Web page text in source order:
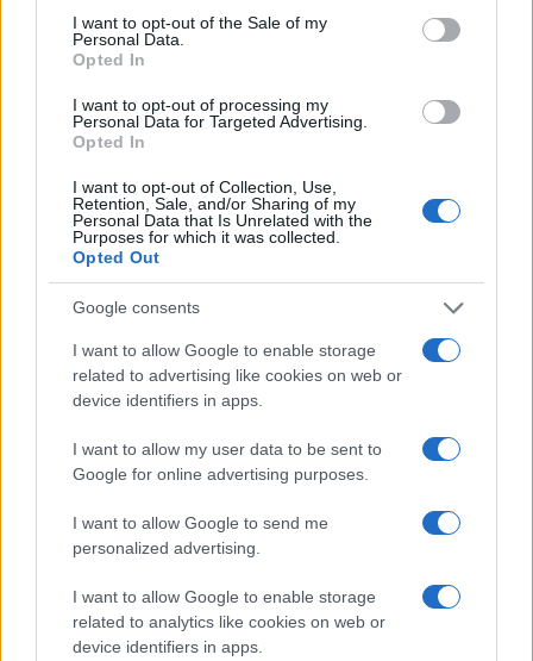
consent section.
I want to opt-out of the Sale of my
Personal Data.
Opted In
I want to opt-out of processing my
Personal Data for Targeted Advertising.
Opted In
I want to opt-out of Collection, Use,
Retention, Sale, and/or Sharing of my
Personal Data that Is Unrelated with the
Purposes for which it was collected.
Opted Out
Google consents
I want to allow Google to enable storage
related to advertising like cookies on web or
device identifiers in apps.
I want to allow my user data to be sent to
Google for online advertising purposes.
I want to allow Google to send me
personalized advertising.
I want to allow Google to enable storage
related to analytics like cookies on web or
device identifiers in apps.
Ειδάλλως μία αξιολόγηση, η οποία είναι αποσπασματική
και υποκειμενική υπονομεύει τον ίδιο τον ρόλο της
για μία αξιολόγηση στο πεδίο της παιδείας μοντέλων,
δομών και προσώπων. Εδώ έχουμε μία δήθεν
χρονοδιάγραμμα. Ουσιαστικά δεν έχει τηρηθεί τίποτα
και το ένα και πρώτο ερώτημα που έχει πολύ, πολύ
μεγάλη σημασία είναι αν αυτή η αξιολόγηση είναι
επαρκής, όταν δεν έχουν καν επιλεγεί οι επόπτες
ποιότητας, ο βασικός δηλαδή θεσμός για να μπορέσει να
συντονίσει και να προγραμματίσει αυτή τη διαδικασία.
Το χρονοδιάγραμμα το οποίο έχει τεθεί και η μη τήρηση
εκπαιδευτικούς οι οποίοι μετατίθενται, γίνεται δηλαδή η
μετάθεσή τους και αξιολογούνται μετά από έναν άλλο
σε άλλα πεδία, με άλλα πρόσωπα. Αυτή η αξιολόγηση
μπορεί να χαρακτηριστεί μία δίκαιη και αντικειμενική
αξιολόγηση; Άρα εγώ λέω ξανά ότι έχει πολύ, πολύ
μεγάλη σημασία να υπηρετήσουμε και όχι να
υπονομεύσουμε την αξιολόγηση. Όπως έλεγε και ένας